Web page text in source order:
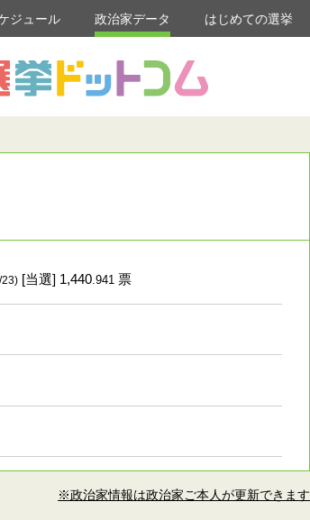
ジュール 政治家データ はじめての選挙
[当選] 1,440.941 票
※政治家情報は政治家ご本人が更新できます